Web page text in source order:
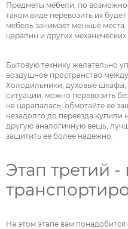
Предметы мебели, по
таком виде перевозить их
мебель занимает меньше
царапин и других
Бытовую технику желательно
воздушное пространство
Холодильники, духовые шкафы,
ситуации, можно перевозить
не царапалась, обмотайте ее
незадолго до переезда
другую аналогичную вещь,
защитить ее более надежно.
Этап третий -
На этом этапе вам